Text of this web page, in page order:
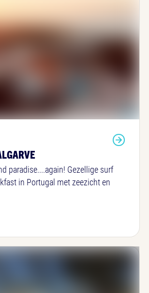
paradise....again! Gezellige surf
in Portugal met zeezicht en